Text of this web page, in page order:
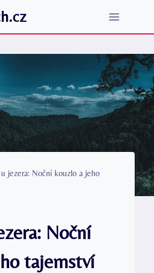
jezera: Noční kouzlo a jeho
Noční
tajemství